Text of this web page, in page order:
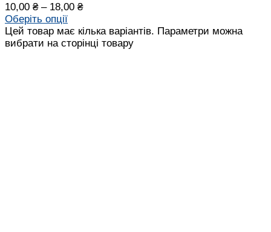
10,00 ₴– 18,00 ₴
Оберіть опції
Цей товар має кілька варіантів. Параметри можна
вибрати на сторінці товару